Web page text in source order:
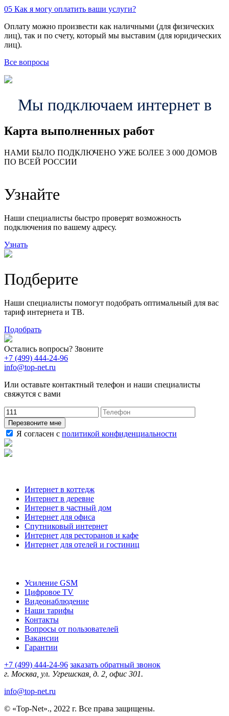
05 Как я могу оплатить ваши услуги?
Оплату можно произвести как наличными (для физических
лиц), так и по счету, который мы выставим (для юридических
лиц).
Все вопросы
Мы подключаем интернет в
Карта выполненных работ
НАМИ БЫЛО ПОДКЛЮЧЕНО УЖЕ БОЛЕЕ 3 000 ДОМОВ
ПО ВСЕЙ РОССИИ
57
29
99
48
Узнайте
Наши специалисты быстро проверят возможность
подключения по вашему адресу.
Узнать
Подберите
Наши специалисты помогут подобрать оптимальный для вас
тариф интернета и ТВ.
Подобрать
Остались вопросы? Звоните
+7 (499) 444-24-96
info@top-net.ru
Или оставьте контактный телефон и наши специалисты
свяжутся с вами
Перезвоните мне
Я согласен с политикой конфиденциальности
Интернет в коттедж
Интернет в деревне
Интернет в частный дом
Интернет для офиса
Спутниковый интернет
Интернет для ресторанов и кафе
Интернет для отелей и гостиниц
Усиление GSM
Цифровое TV
Видеонаблюдение
Наши тарифы
Контакты
Вопросы от пользователей
Вакансии
Гарантии
+7 (499) 444-24-96 заказать обратный звонок
г. Москва, ул. Угрешская, д. 2, офис 301.
info@top-net.ru
© «Top-Net»., 2022 г. Все права защищены.